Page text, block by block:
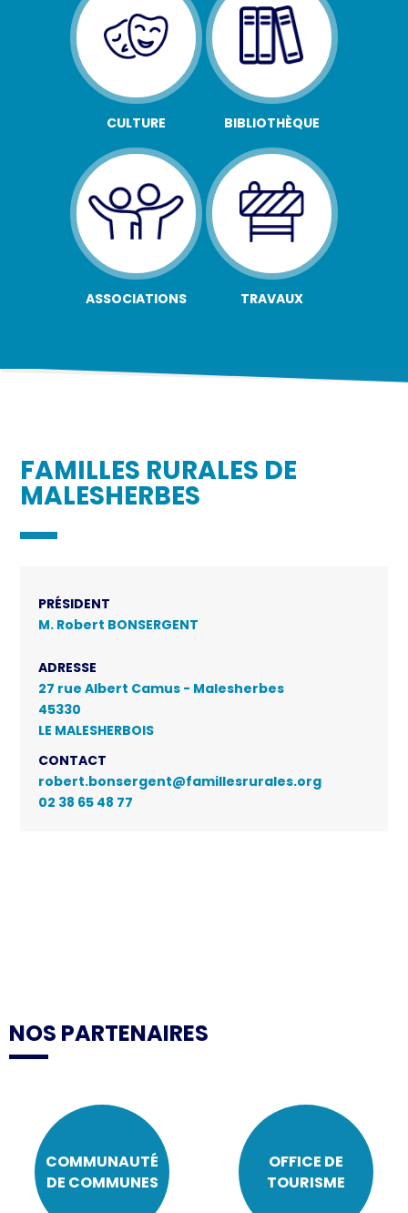
CULTURE BIBLIOTHÈQUE
ASSOCIATIONS TRAVAUX
FAMILLES RURALES DE
MALESHERBES
PRÉSIDENT
M. Robert BONSERGENT
ADRESSE
27 rue Albert Camus - Malesherbes
45330
LE MALESHERBOIS
CONTACT
robert.bonsergent@famillesrurales.org
02 38 65 48 77
NOS PARTENAIRES
COMMUNAUTÉ
DE COMMUNES
OFFICE DE
TOURISME